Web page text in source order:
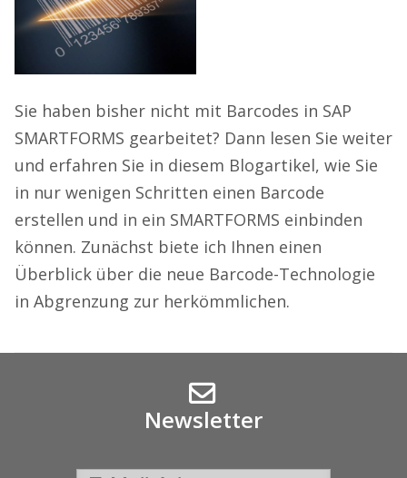
Sie haben bisher nicht mit Barcodes in SAP
SMARTFORMS gearbeitet? Dann lesen Sie weiter
und erfahren Sie in diesem Blogartikel, wie Sie
in nur wenigen Schritten einen Barcode
erstellen und in ein SMARTFORMS einbinden
können. Zunächst biete ich Ihnen einen
Überblick über die neue Barcode-Technologie
in Abgrenzung zur herkömmlichen.
Newsletter